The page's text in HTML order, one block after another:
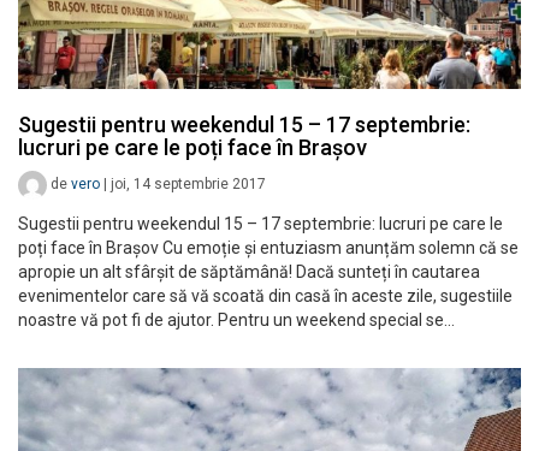
Sugestii pentru weekendul 15 – 17 septembrie:
lucruri pe care le poți face în Brașov
de vero joi, 14 septembrie 2017
Sugestii pentru weekendul 15 – 17 septembrie: lucruri pe care le
poți face în Brașov Cu emoție și entuziasm anunțăm solemn că se
apropie un alt sfârșit de săptămână! Dacă sunteți în cautarea
evenimentelor care să vă scoată din casă în aceste zile, sugestiile
noastre vă pot fi de ajutor. Pentru un weekend special se…